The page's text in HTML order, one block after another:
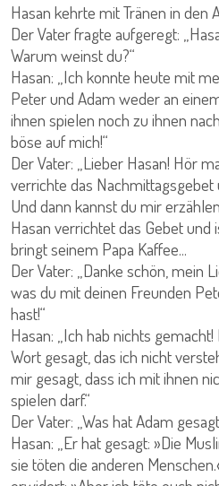
Hasan kehrte mit Tränen in den
Der Vater fragte aufgeregt:
Warum weinst du?“
Hasan: „Ich konnte heute mit
Peter und Adam weder an
ihnen spielen noch zu ihnen
böse auf mich!“
Der Vater: „Lieber Hasan! Hör
verrichte das Nachmittagsgebet
Und dann kannst du mir
Hasan verrichtet das Gebet und
bringt seinem Papa Kaffee...
Der Vater: „Danke schön, mein
was du mit deinen Freunden
hast!“
Hasan: „Ich hab nichts
Wort gesagt, das ich nicht
mir gesagt, dass ich mit ihnen
spielen darf.“
Der Vater: „Was hat Adam
Hasan: „Er hat gesagt: »Die
sie töten die anderen